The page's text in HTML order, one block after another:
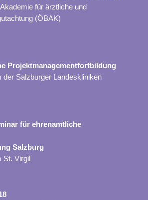
für ärztliche und
(ÖBAK)
Projektmanagementfortbildung
der Salzburger Landeskliniken
für ehrenamtliche
Salzburg
St. Virgil